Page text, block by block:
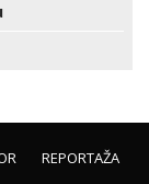
REPORTAŽA